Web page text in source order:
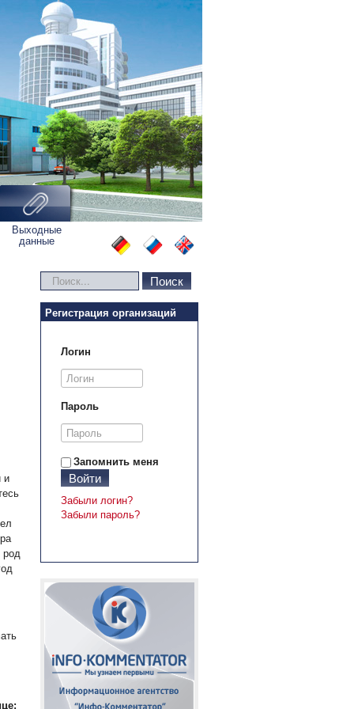
Выходные
данные
и
род
Искать... Поиск
Регистрация организаций
Логин
Пароль
Запомнить меня
Войти
Забыли логин?
Забыли пароль?